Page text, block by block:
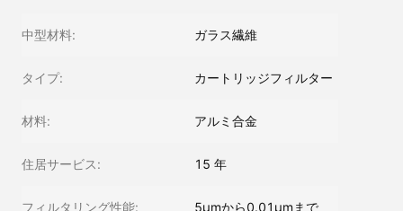
中型材料: ガラス繊維
タイプ: カートリッジフィルター
材料: アルミ合金
住居サービス: 15 年
フィルタリング性能: 5μmから0.01μmまで